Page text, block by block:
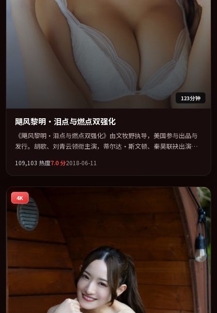
123分钟
飓风黎明·泪点与燃点双强化
《飓风黎明·泪点与燃点双强化》由文牧野执导，美国参与出品与
发行。胡歌、刘青云领衔主演，蒂尔达·斯文顿、秦昊联袂出演。
为骨架，在叙事、表演与视听上力求统一。定于 2018-05-08 在内地
院线及主流平台同步亮相，2018 年度话题片中口碑稳健，适合喜欢
强情节与人物弧光的观众完整观看。
109,103 热度7.0分2018-06-11
4K